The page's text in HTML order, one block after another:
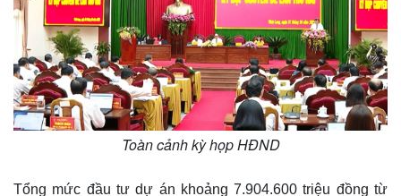
Toàn cảnh kỳ họp HĐND
Tổng mức đầu tư dự án khoảng 7.904.600 triệu đồng từ